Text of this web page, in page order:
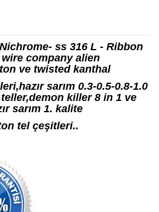
ss 316 L - Ribbon
company alien
ve twisted kanthal
sarım 0.3-0.5-0.8-1.0
killer 8 in 1 ve
sarım 1. kalite
tel çeşitleri..